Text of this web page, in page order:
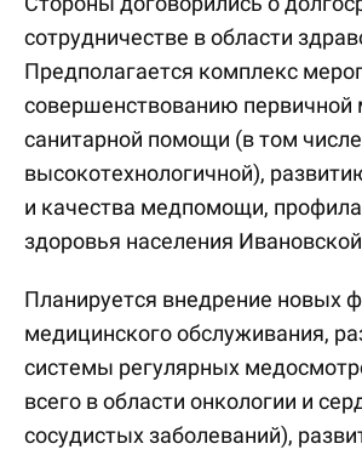
сотрудничестве в области
Предполагается комплекс
совершенствованию первичной
санитарной помощи (в том числе
высокотехнологичной),
и качества медпомощи,
здоровья населения
Планируется внедрение новых
медицинского обслуживания,
системы регулярных
всего в области онкологии и
сосудистых заболеваний),